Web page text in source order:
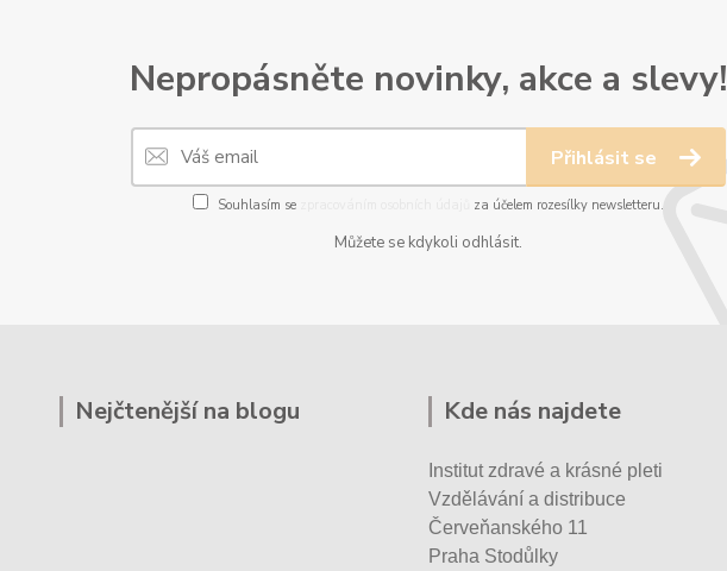
Nepropásněte novinky, akce a slevy!
Přihlásit se
Souhlasím se za účelem rozesílky newsletteru.
Můžete se kdykoli odhlásit.
Nejčtenější na blogu Kde nás najdete
Institut zdravé a krásné pleti
Vzdělávání a distribuce
Červeňanského 11
Praha Stodůlky